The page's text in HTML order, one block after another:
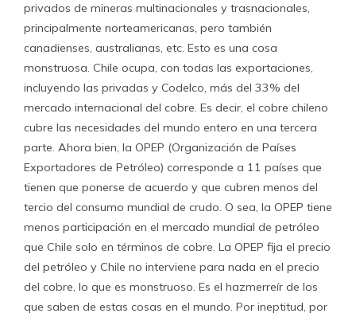
privados de mineras multinacionales y trasnacionales,
principalmente norteamericanas, pero también
canadienses, australianas, etc. Esto es una cosa
monstruosa. Chile ocupa, con todas las exportaciones,
incluyendo las privadas y Codelco, más del 33% del
mercado internacional del cobre. Es decir, el cobre chileno
cubre las necesidades del mundo entero en una tercera
parte. Ahora bien, la OPEP (Organización de Países
Exportadores de Petróleo) corresponde a 11 países que
tienen que ponerse de acuerdo y que cubren menos del
tercio del consumo mundial de crudo. O sea, la OPEP tiene
menos participación en el mercado mundial de petróleo
que Chile solo en términos de cobre. La OPEP fija el precio
del petróleo y Chile no interviene para nada en el precio
del cobre, lo que es monstruoso. Es el hazmerreír de los
que saben de estas cosas en el mundo. Por ineptitud, por